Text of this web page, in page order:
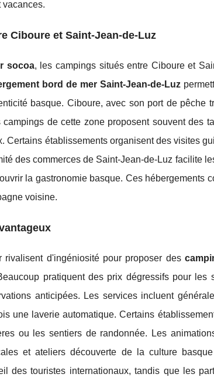
vacances.
Ciboure et Saint-Jean-de-Luz
socoa, les campings situés entre Ciboure et
bord de mer Saint-Jean-de-Luz
basque. Ciboure, avec son port de pêche
de cette zone proposent souvent des
Certains établissements organisent des visites
des commerces de Saint-Jean-de-Luz facilite
la gastronomie basque. Ces hébergements
voisine.
rivalisent d'ingéniosité pour proposer des
pratiquent des prix dégressifs pour les
anticipées. Les services incluent
une laverie automatique. Certains
ou les sentiers de randonnée. Les
et ateliers découverte de la culture
des touristes internationaux, tandis que les